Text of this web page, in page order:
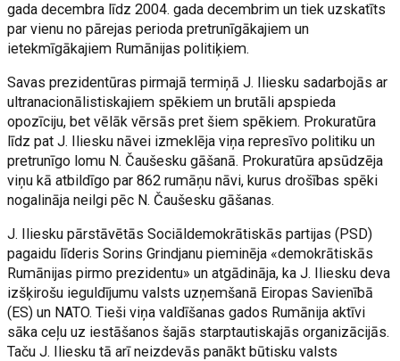
gada decembra līdz 2004. gada decembrim un tiek uzskatīts
par vienu no pārejas perioda pretrunīgākajiem un
ietekmīgākajiem Rumānijas politiķiem.
Savas prezidentūras pirmajā termiņā J. Iliesku sadarbojās ar
ultranacionālistiskajiem spēkiem un brutāli apspieda
opozīciju, bet vēlāk vērsās pret šiem spēkiem. Prokuratūra
līdz pat J. Iliesku nāvei izmeklēja viņa represīvo politiku un
pretrunīgo lomu N. Čaušesku gāšanā. Prokuratūra apsūdzēja
viņu kā atbildīgo par 862 rumāņu nāvi, kurus drošības spēki
nogalināja neilgi pēc N. Čaušesku gāšanas.
J. Iliesku pārstāvētās Sociāldemokrātiskās partijas (PSD)
pagaidu līderis Sorins Grindjanu pieminēja «demokrātiskās
Rumānijas pirmo prezidentu» un atgādināja, ka J. Iliesku deva
izšķirošu ieguldījumu valsts uzņemšanā Eiropas Savienībā
(ES) un NATO. Tieši viņa valdīšanas gados Rumānija aktīvi
sāka ceļu uz iestāšanos šajās starptautiskajās organizācijās.
Taču J. Iliesku tā arī neizdevās panākt būtisku valsts